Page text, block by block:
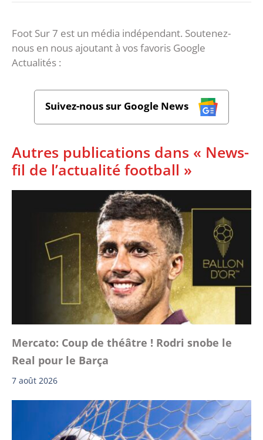
Foot Sur 7 est un média indépendant. Soutenez-
nous en nous ajoutant à vos favoris Google
Actualités :
Suivez-nous sur Google News
Autres publications dans « News-
fil de l’actualité football »
Mercato: Coup de théâtre ! Rodri snobe le
Real pour le Barça
7 août 2026